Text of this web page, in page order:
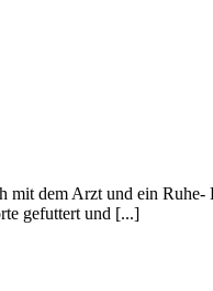
mit dem Arzt und ein Ruhe-
gefuttert und [...]